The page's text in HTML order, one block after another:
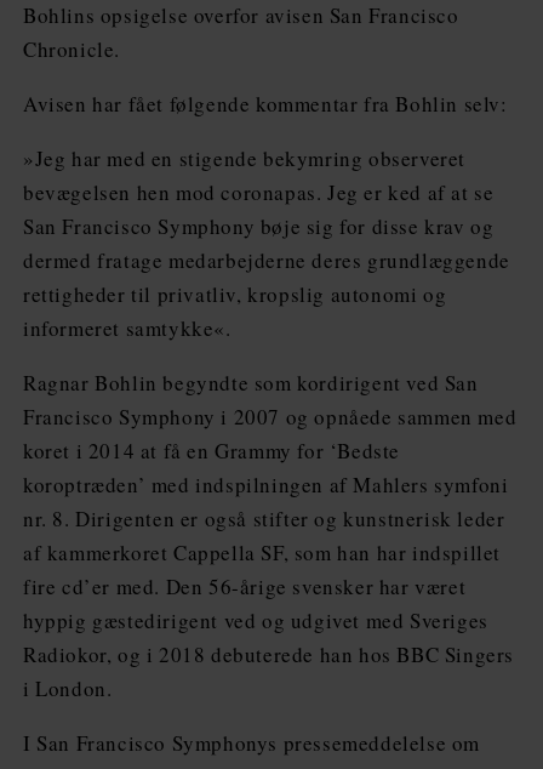
Bohlins opsigelse overfor avisen San Francisco
Chronicle.
Avisen har fået følgende kommentar fra Bohlin selv:
»Jeg har med en stigende bekymring observeret
bevægelsen hen mod coronapas. Jeg er ked af at se
San Francisco Symphony bøje sig for disse krav og
dermed fratage medarbejderne deres grundlæggende
rettigheder til privatliv, kropslig autonomi og
informeret samtykke«.
Ragnar Bohlin begyndte som kordirigent ved San
Francisco Symphony i 2007 og opnåede sammen med
koret i 2014 at få en Grammy for ‘Bedste
koroptræden’ med indspilningen af Mahlers symfoni
nr. 8. Dirigenten er også stifter og kunstnerisk leder
af kammerkoret Cappella SF, som han har indspillet
fire cd’er med. Den 56-årige svensker har været
hyppig gæstedirigent ved og udgivet med Sveriges
Radiokor, og i 2018 debuterede han hos BBC Singers
i London.
I San Francisco Symphonys pressemeddelelse om